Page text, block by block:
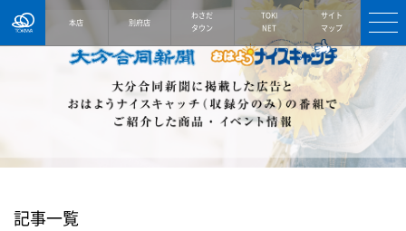
TOKIWA
本店 別府店
わさだ
タウン
TOKI
NET
サイト
マップ
記事一覧